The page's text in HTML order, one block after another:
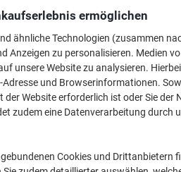
€ 284,99
Ab 3 Stück
Menge exkl. USt
1-2 € 294,99
3+Stück € 284,99 -3%
Aktuell verfügbar Vor 17:00 Uhr
ermöglichen
ähnliche Technologien (zusammen
Anzeigen zu personalisieren. Medien
unsere Website zu analysieren.
und Browserinformationen.
Website erforderlich ist oder Sie der
zudem eine Datenverarbeitung durch
Cookies und Drittanbietern